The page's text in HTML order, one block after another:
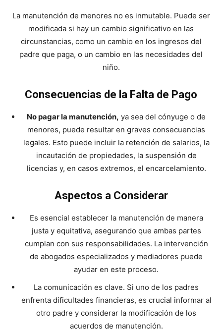
La manutención de menores no es inmutable. Puede ser
modificada si hay un cambio significativo en las
circunstancias, como un cambio en los ingresos del
padre que paga, o un cambio en las necesidades del
niño.
Consecuencias de la Falta de Pago
No pagar la manutención, ya sea del cónyuge o de
menores, puede resultar en graves consecuencias
legales. Esto puede incluir la retención de salarios, la
incautación de propiedades, la suspensión de
licencias y, en casos extremos, el encarcelamiento.
Aspectos a Considerar
Es esencial establecer la manutención de manera
justa y equitativa, asegurando que ambas partes
cumplan con sus responsabilidades. La intervención
de abogados especializados y mediadores puede
ayudar en este proceso.
La comunicación es clave. Si uno de los padres
enfrenta dificultades financieras, es crucial informar al
otro padre y considerar la modificación de los
acuerdos de manutención.